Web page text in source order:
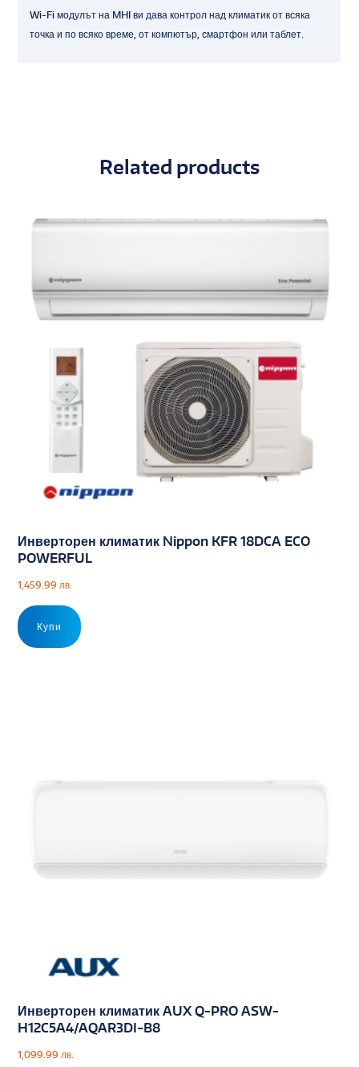
Wi-Fi модулът на MHI ви дава контрол над климатик от всяка
точка и по всяко време, от компютър, смартфон или таблет.
Related products
Инверторен климатик Nippon KFR 18DCA ECO
POWERFUL
1,459.99 лв.
Купи
Инверторен климатик AUX Q-PRO ASW-
H12C5A4/AQAR3DI-B8
1,099.99 лв.